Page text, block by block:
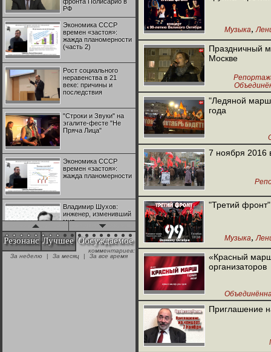
РФ
Экономика СССР
времен «застоя»:
жажда планомерности
(часть 2)
Рост социального
неравенства в 21
веке: причины и
последствия
"Строки и Звуки" на
эгалите-фесте "Не
Пряча Лица"
Экономика СССР
времен «застоя»:
жажда планомерности
Владимир Шухов:
инженер, изменивший
мир
"Аркадий Коц" на
эгалите-фесте "Не
Резонанс Лучшее Обсуждаемое
комментариев:
За неделю
| За месяц | За все время
Музыка,
Праздничный
Москве
"Ледяной
года
7 ноября 2016
"Третий
Музыка,
«Красный
организаторов
Приглашение